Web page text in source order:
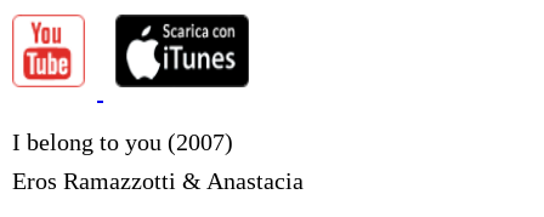
I belong to you (2007)
Eros Ramazzotti & Anastacia